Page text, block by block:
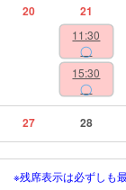
20 21
11:30
◯
15:30
◯
27 28
※残席表示は必ずしも